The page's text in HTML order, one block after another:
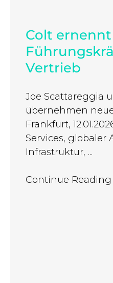
Colt
Vertrieb
Joe Scattareggia
übernehmen
Frankfurt,
Services, globaler
Infrastruktur, ...
Continue Reading